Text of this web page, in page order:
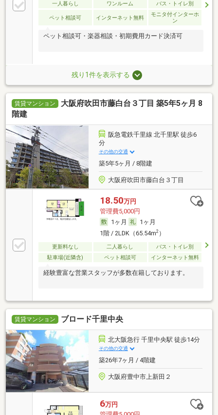
一人暮らし ワンルーム バス・トイレ別
ペット相談可 インターネット無料
モニタ付インターホ
ン
ペット相談可・楽器相談・初期費用カード決済可
残り1件を表示する
賃貸マンション
大阪府吹田市藤白台３丁目 築5年5ヶ月 8
階建
阪急電鉄千里線 北千里駅 徒歩6
分
その他の交通
築5年5ヶ月 / 8階建
大阪府吹田市藤白台３丁目
18.50万円
管理費5,000円
1ヶ月
1ヶ月
1階 / 2LDK（65.54m2）
更新料なし 二人暮らし
バス・トイレ別
駐車場(近隣含)
ペット相談可 インターネット無料
経験豊富な営業スタッフが多数在籍しております。
賃貸マンション ブロード千里中央
北大阪急行 千里中央駅 徒歩14分
その他の交通
築26年7ヶ月 / 4階建
大阪府豊中市上新田２
6万円